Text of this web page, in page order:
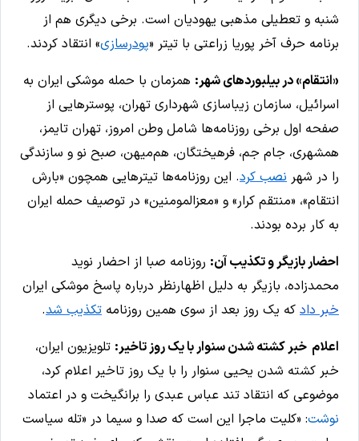
شنبه و تعطیلی مذهبی یهودیان است. برخی دیگری هم از
برنامه حرف آخر پوریا زراعتی با تیتر «پودرسازی» انتقاد کردند.
«انتقام» در بیلبوردهای شهر:همزمان با حمله موشکی ایران به
اسرائیل، سازمان زیباسازی شهرداری تهران، پوسترهایی از
صفحه اول برخی روزنامه‌ها شامل وطن امروز، تهران تایمز،
همشهری، جام جم، فرهیختگان، هم‌میهن، صبح نو و سازندگی
را در شهر نصب کرد. این روزنامه‌ها تیترهایی همچون «بارش
انتقام»، «منتقم کرار» و «معزالمومنین» در توصیف حمله ایران
به کار برده بودند.
احضار بازیگر و تکذیب آن:روزنامه صبا از احضار نوید
محمدزاده، بازیگر به دلیل اظهارنظر درباره پاسخ موشکی ایران
خبر دادکه یک روز بعد از سوی همین روزنامه تکذیب شد.
اعلام خبر کشته شدن سنوار با یک روز تاخیر:تلویزیون ایران،
خبر کشته شدن یحیی سنوار را با یک روز تاخیر اعلام کرد،
موضوعی که انتقاد تند عباس عبدی را برانگیخت و در اعتماد
نوشت: «کلیت ماجرا این است که صدا و سیما در «تله سیاست